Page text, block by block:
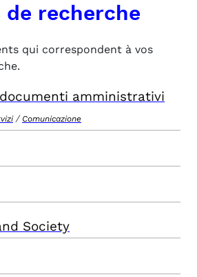
de recherche
qui correspondent à vos
amministrativi
/ Comunicazione
Society